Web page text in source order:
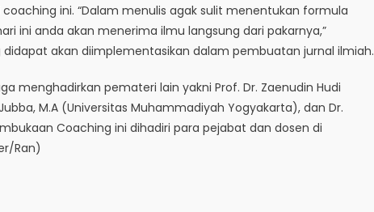
ini. “Dalam menulis agak sulit menentukan formula
ini anda akan menerima ilmu langsung dari pakarnya,”
akan diimplementasikan dalam pembuatan jurnal ilmiah.
menghadirkan pemateri lain yakni Prof. Dr. Zaenudin Hudi
M.A (Universitas Muhammadiyah Yogyakarta), dan Dr.
Coaching ini dihadiri para pejabat dan dosen di
Ran)